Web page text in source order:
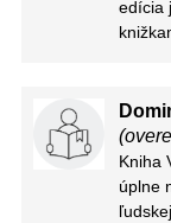
edícia
Kniha
úplne